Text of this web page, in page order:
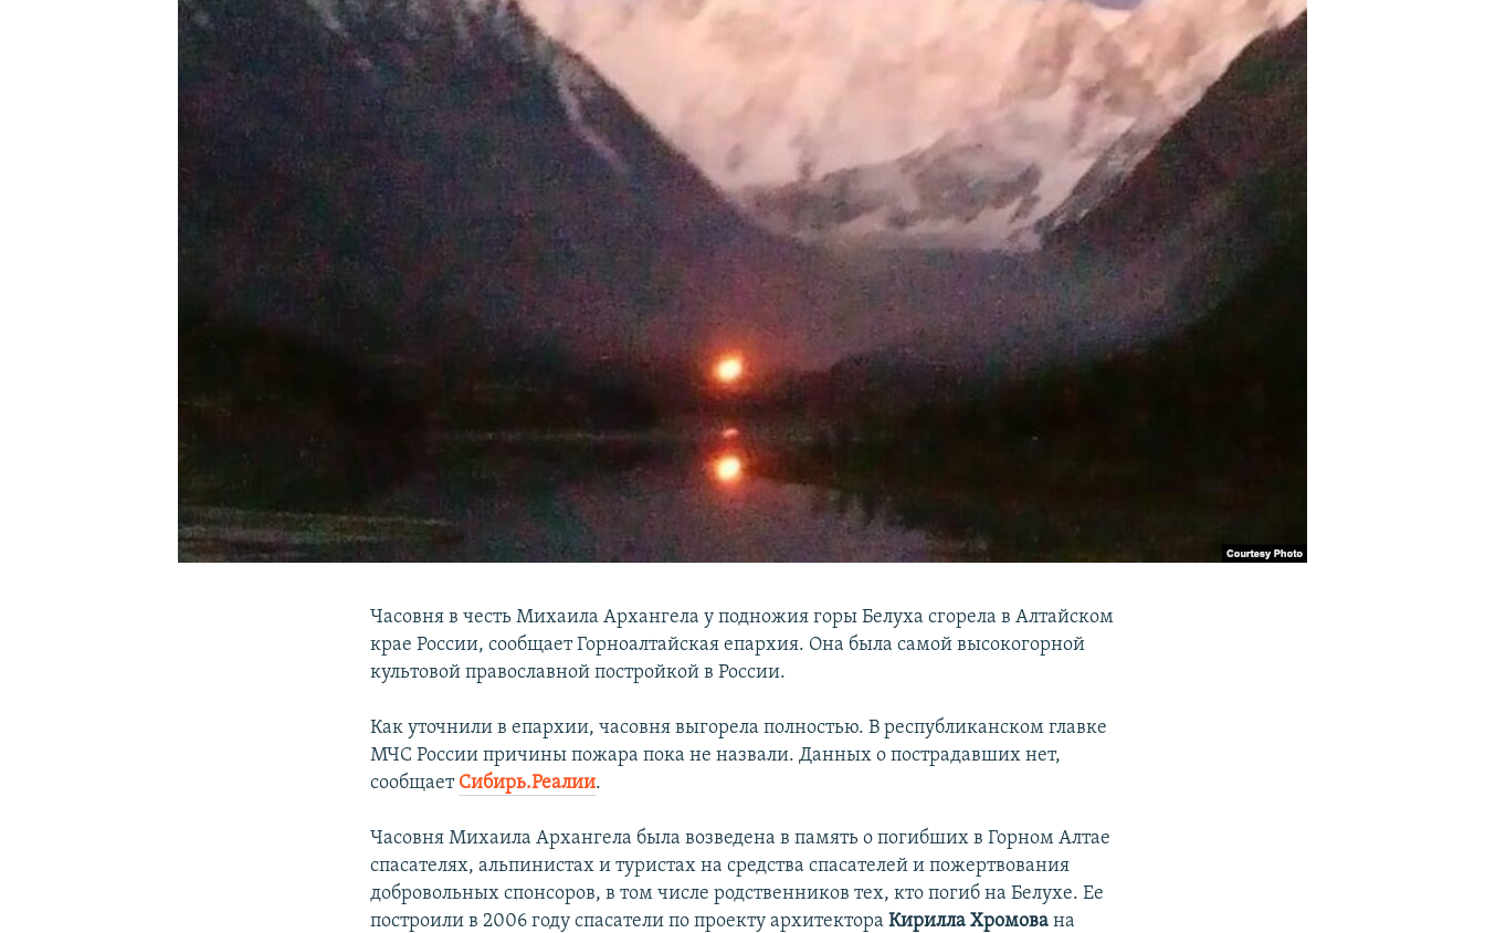
Часовня в честь Михаила Архангела у подножия горы Белуха сгорела в Алтайском
крае России, сообщает Горноалтайская епархия. Она была самой высокогорной
культовой православной постройкой в России.
Как уточнили в епархии, часовня выгорела полностью. В республиканском главке
МЧС России причины пожара пока не назвали. Данных о пострадавших нет,
сообщает Сибирь.Реалии.
Часовня Михаила Архангела была возведена в память о погибших в Горном Алтае
спасателях, альпинистах и туристах на средства спасателей и пожертвования
добровольных спонсоров, в том числе родственников тех, кто погиб на Белухе. Ее
построили в 2006 году спасатели по проекту архитектораКирилла Хромова на